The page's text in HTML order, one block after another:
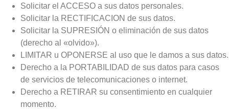
Solicitar el ACCESO a sus datos personales.
Solicitar la RECTIFICACION de sus datos.
Solicitar la SUPRESIÓN o eliminación de sus datos
(derecho al «olvido»).
LIMITAR u OPONERSE al uso que le damos a sus datos.
Derecho a la PORTABILIDAD de sus datos para casos
de servicios de telecomunicaciones o internet.
Derecho a RETIRAR su consentimiento en cualquier
momento.